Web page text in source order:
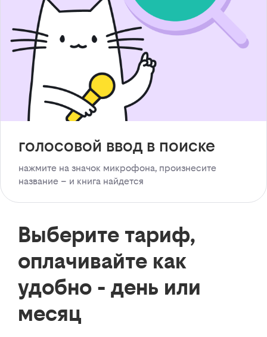
голосовой ввод в поиске
нажмите на значок микрофона, произнесите
название – и книга найдется
Выберите тариф,
оплачивайте как
удобно - день или
месяц